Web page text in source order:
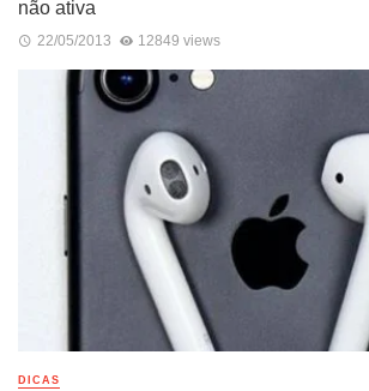
não ativa
22/05/2013 12849 views
DICAS